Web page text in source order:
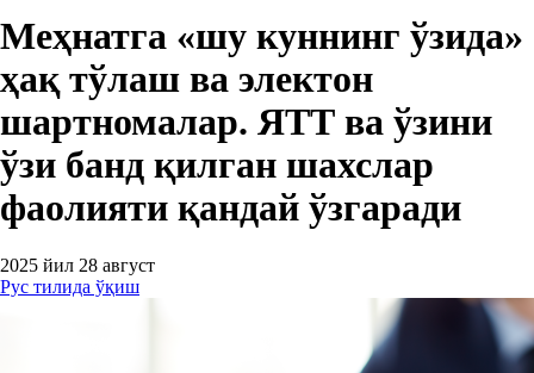
Меҳнатга «шу куннинг ўзида»
ҳақ тўлаш ва электон
шартномалар. ЯТТ ва ўзини
ўзи банд қилган шахслар
фаолияти қандай ўзгаради
2025 йил 28 август
Рус тилида ўқиш